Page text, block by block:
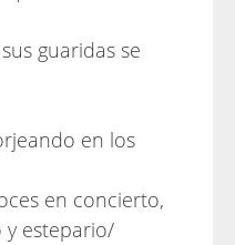
guaridas se
en los
en concierto,
y estepario/